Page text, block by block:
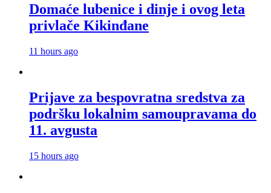
Domaće lubenice i dinje i ovog leta
privlače Kikinđane
11 hours ago
Prijave za bespovratna sredstva za
podršku lokalnim samoupravama do
11. avgusta
15 hours ago